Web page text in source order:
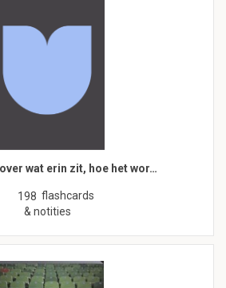
wat erin zit, hoe het wor…
198 flashcards
& notities